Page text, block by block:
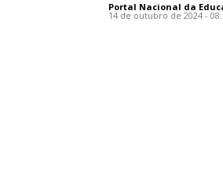
Portal Nacional da
14 de outubro de 2024 -